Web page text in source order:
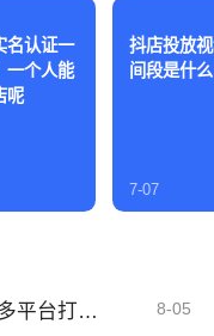
名认证一
一个人能
呢
抖店投放
间段是什
7-07
一件代发怎么对接电子面单？多平台打单发货教程 8-05